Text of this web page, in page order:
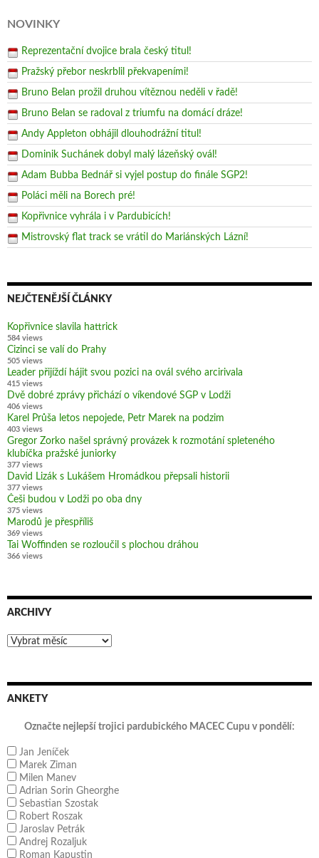
NOVINKY
Reprezentační dvojice brala český titul!
Pražský přebor neskrblil překvapeními!
Bruno Belan prožil druhou vítěznou neděli v řadě!
Bruno Belan se radoval z triumfu na domácí dráze!
Andy Appleton obhájil dlouhodrážní titul!
Dominik Suchánek dobyl malý lázeňský ovál!
Adam Bubba Bednář si vyjel postup do finále SGP2!
Poláci měli na Borech pré!
Kopřivnice vyhrála i v Pardubicích!
Mistrovský flat track se vrátil do Mariánských Lázní!
NEJČTENĚJŠÍ ČLÁNKY
Kopřivnice slavila hattrick
584 views
Cizinci se valí do Prahy
505 views
Leader přijíždí hájit svou pozici na ovál svého arcirivala
415 views
Dvě dobré zprávy přichází o víkendové SGP v Lodži
406 views
Karel Průša letos nepojede, Petr Marek na podzim
403 views
Gregor Zorko našel správný provázek k rozmotání spleteného
klubíčka pražské juniorky
377 views
David Lizák s Lukášem Hromádkou přepsali historii
377 views
Češi budou v Lodži po oba dny
375 views
Marodů je přespříliš
369 views
Tai Woffinden se rozloučil s plochou dráhou
366 views
ARCHIVY
Archivy
ANKETY
Označte nejlepší trojici pardubického MACEC Cupu v pondělí:
Jan Jeníček
Marek Ziman
Milen Manev
Adrian Sorin Gheorghe
Sebastian Szostak
Robert Roszak
Jaroslav Petrák
Andrej Rozaljuk
Roman Kapustin